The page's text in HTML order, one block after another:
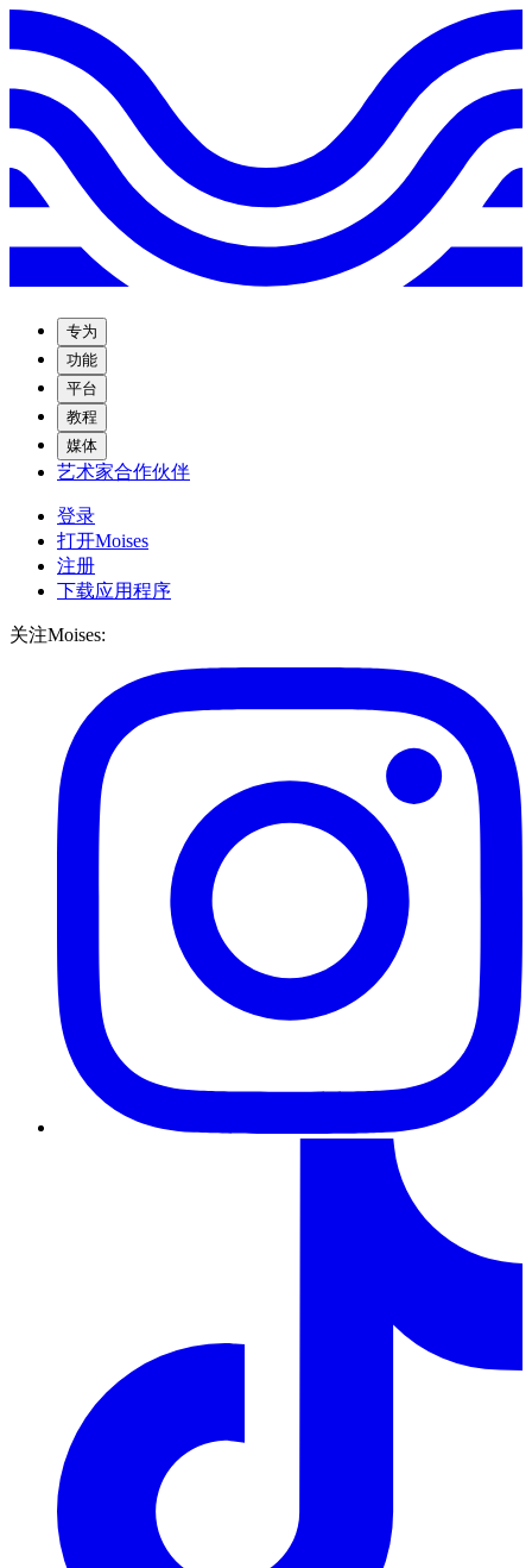
专为
功能
平台
教程
媒体
艺术家合作伙伴
登录
打开Moises
注册
下载应用程序
关注Moises: